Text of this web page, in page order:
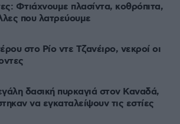
Φτιάχνουμε πλασίντα, κοθρόπιτα,
που λατρεύουμε
στο Ρίο ντε Τζανέιρο, νεκροί οι
δασική πυρκαγιά στον Καναδά,
να εγκαταλείψουν τις εστίες